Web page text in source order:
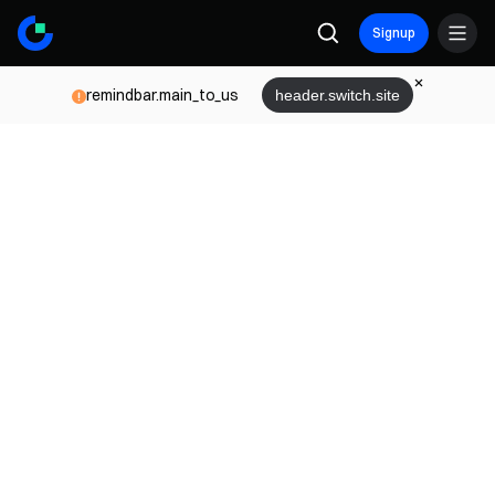
Signup
remindbar.main_to_us header.switch.site